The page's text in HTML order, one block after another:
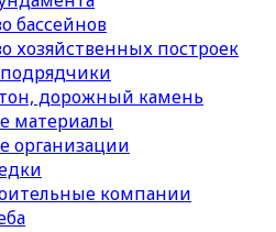
бассейнов
хозяйственных построек
дорожный камень
материалы
организации
компании